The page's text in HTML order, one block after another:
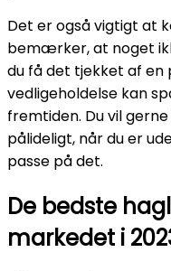
Det er også vigtigt at
bemærker, at noget
du få det tjekket af en
vedligeholdelse kan
fremtiden. Du vil
pålideligt, når du er
passe på det.
De bedste
markedet i